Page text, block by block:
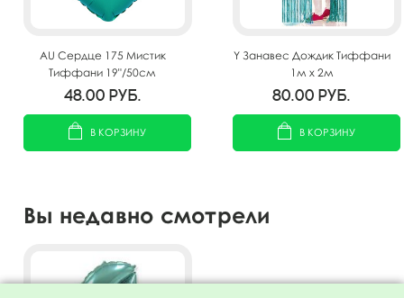
AU Сердце 175 Мистик
Тиффани 19"/50см
48.00 руб.
В КОРЗИНУ
Y Занавес Дождик Тиффани
1м х 2м
80.00 руб.
В КОРЗИНУ
Вы недавно смотрели